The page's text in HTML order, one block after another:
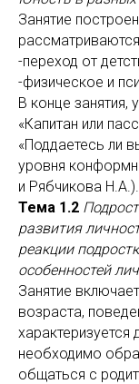
Занятие
-переход от
-физическое и
В конце занятия,
«Капитан или
«Поддаетесь ли
уровня
и Рябчикова Н.А.).
Тема 1.2
развития
реакции
особенностей
Занятие
возраста,
характеризуется
необходимо
общаться с